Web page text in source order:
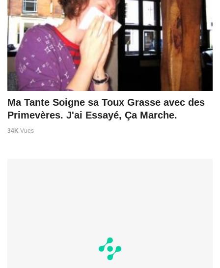
Ma Tante Soigne sa Toux Grasse avec des
Primevères. J'ai Essayé, Ça Marche.
34K Vues